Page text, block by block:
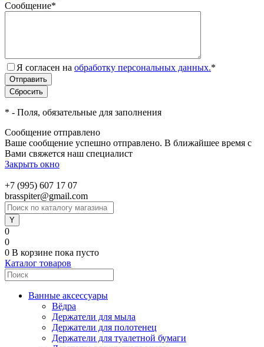
Сообщение*
Я согласен на обработку персональных данных.*
* - Поля, обязательные для заполнения
Сообщение отправлено
Ваше сообщение успешно отправлено. В ближайшее время с
Вами свяжется наш специалист
Закрыть окно
+7 (995) 607 17 07
brasspiter@gmail.com
0
0
0 В корзине пока пусто
Каталог товаров
Ванные аксессуары
Вёдра
Держатели для мыла
Держатели для полотенец
Держатели для туалетной бумаги